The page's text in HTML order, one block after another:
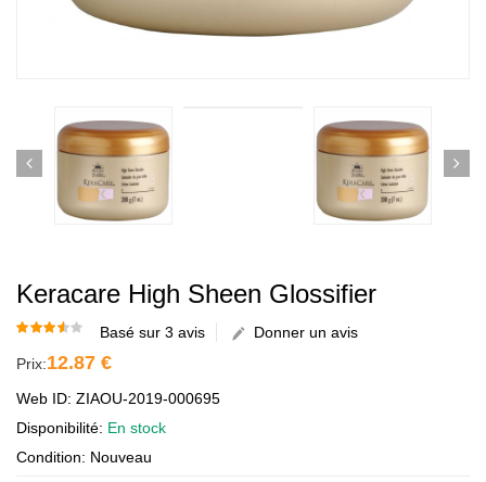
Keracare High Sheen Glossifier
Basé sur 3 avis
Donner un avis
Prix:12.87 €
Web ID: ZIAOU-2019-000695
Disponibilité: En stock
Condition: Nouveau